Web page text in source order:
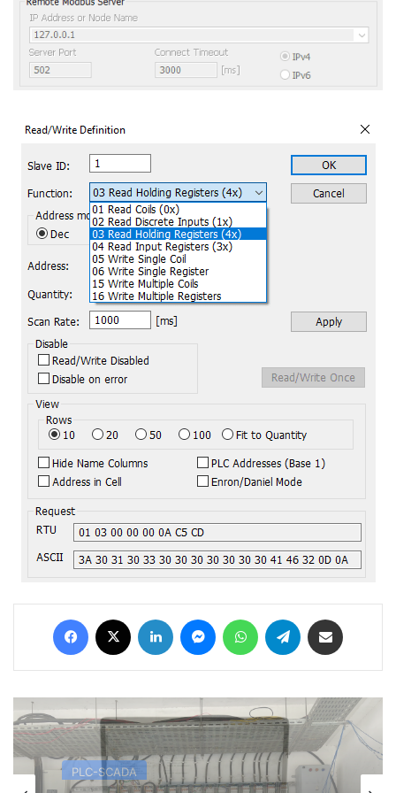
Facebook LinkedIn MessengerWhatsAppTelegram
PLC-SCADA